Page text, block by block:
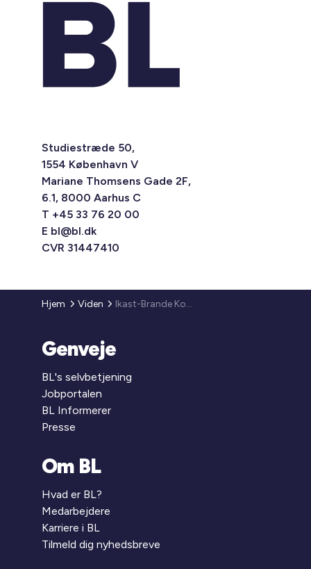
Studiestræde 50,
1554 København V
Mariane Thomsens Gade 2F,
6.1, 8000 Aarhus C
T +45 33 76 20 00
E bl@bl.dk
CVR 31447410
Hjem Viden Ikast-Brande Kommune
Genveje
BL's selvbetjening
Jobportalen
BL Informerer
Presse
Om BL
Hvad er BL?
Medarbejdere
Karriere i BL
Tilmeld dig nyhedsbreve